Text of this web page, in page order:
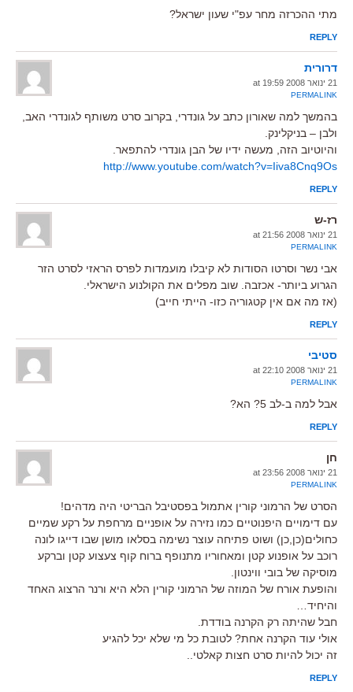
מתי ההכרזה מחר עפ"י שעון ישראל?
REPLY
דרורית
21 ינואר 2008 at 19:59
PERMALINK
בהמשך למה שאורון כתב על גונדרי, בקרוב סרט משותף לגונדרי האב,
ולבן – בניקלינק.
והיוטיוב הזה, מעשה ידיו של הבן גונדרי להתפאר.
http://www.youtube.com/watch?v=Iiva8Cnq9Os
REPLY
רז-ש
21 ינואר 2008 at 21:56
PERMALINK
אבי נשר וסרטו הסודות לא קיבלו מועמדות לפרס הראזי לסרט הזר
הגרוע ביותר- אכזבה. שוב מפלים את הקולנוע הישראלי.
(אז מה אם אין קטגוריה כזו- הייתי חייב)
REPLY
סטיבי
21 ינואר 2008 at 22:10
PERMALINK
אבל למה ב-לב 5? הא?
REPLY
חן
21 ינואר 2008 at 23:56
PERMALINK
הסרט של הרמוני קורין אתמול בפסטיבל הבריטי היה מדהים!
עם דימויים היפנוטיים כמו נזירה על אופניים מרחפת על רקע שמיים
כחולים(כן,כן) ושוט פתיחה עוצר נשימה בסלאו מושן שבו דייגו לונה
רוכב על אופנוע קטן ומאחוריו מתנופף ברוח קוף צעצוע קטן וברקע
מוסיקה של בובי ווינטון.
והופעת אורח של המוזה של הרמוני קורין הלא היא ורנר הרצוג האחד
והיחיד…
חבל שהיתה רק הקרנה בודדת.
אולי עוד הקרנה אחת? לטובת כל מי שלא יכל להגיע
זה יכול להיות סרט חצות קאלטי..
REPLY